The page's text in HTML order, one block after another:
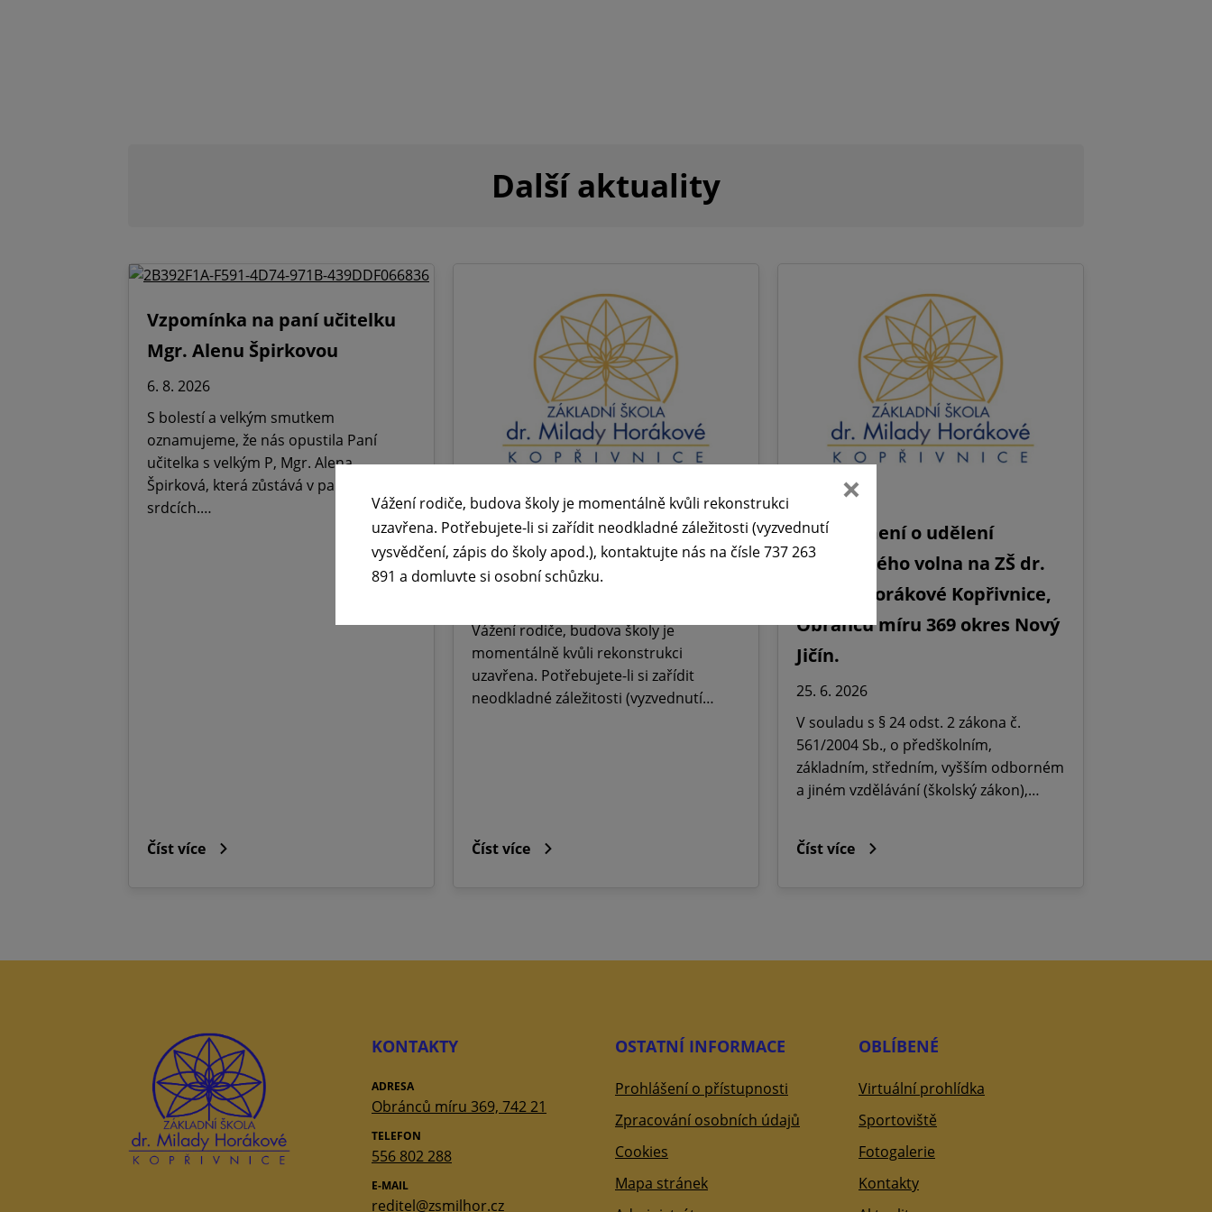
Další aktuality
Vzpomínka na paní učitelku
Mgr. Alenu Špirkovou
6. 8. 2026
S bolestí a velkým smutkem
oznamujeme, že nás opustila Paní
učitelka s velkým P, Mgr. Alena
Špirková, která zůstává v paměti,
srdcích.…
Číst více
🕧 Úřední dny v době letních
prázdnin ☀️
Vážení rodiče, budova školy je
momentálně kvůli rekonstrukci
uzavřena. Potřebujete-li si zařídit
neodkladné záležitosti (vyzvednutí…
Číst více
🪧Oznámení o udělení
ředitelského volna na ZŠ dr.
Milady Horákové Kopřivnice,
Obránců míru 369 okres Nový
Jičín.
25. 6. 2026
V souladu s § 24 odst. 2 zákona č.
561/2004 Sb., o předškolním,
základním, středním, vyšším odborném
a jiném vzdělávání (školský zákon),…
Číst více
KONTAKTY
ADRESA
Obránců míru 369, 742 21
TELEFON
556 802 288
E-MAIL
reditel@zsmilhor.cz
OSTATNÍ INFORMACE
Prohlášení o přístupnosti
Zpracování osobních údajů
Cookies
Mapa stránek
OBLÍBENÉ
Virtuální prohlídka
Sportoviště
Fotogalerie
Kontakty
Vážení rodiče, budova školy je momentálně kvůli rekonstrukci
uzavřena. Potřebujete-li si zařídit neodkladné záležitosti (vyzvednutí
vysvědčení, zápis do školy apod.), kontaktujte nás na čísle 737 263
891 a domluvte si osobní schůzku.